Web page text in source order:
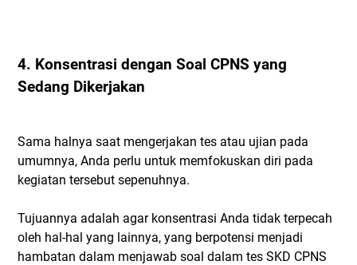
4. Konsentrasi dengan Soal CPNS yang
Sedang Dikerjakan
Sama halnya saat mengerjakan tes atau ujian pada
umumnya, Anda perlu untuk memfokuskan diri pada
kegiatan tersebut sepenuhnya.
Tujuannya adalah agar konsentrasi Anda tidak terpecah
oleh hal-hal yang lainnya, yang berpotensi menjadi
hambatan dalam menjawab soal dalam tes SKD CPNS